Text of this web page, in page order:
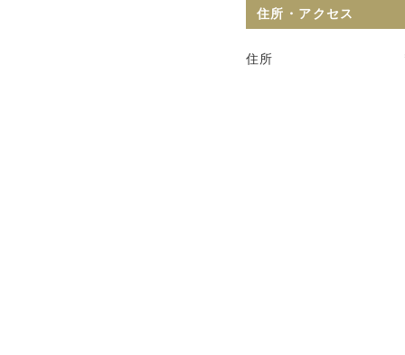
住所・アクセス
住所